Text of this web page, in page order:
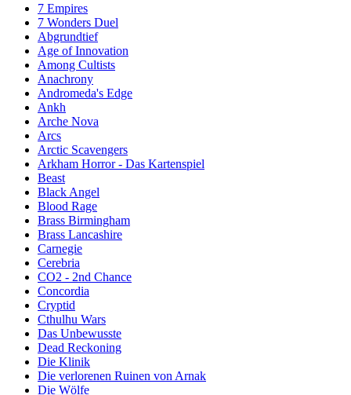
7 Empires
7 Wonders Duel
Abgrundtief
Age of Innovation
Among Cultists
Anachrony
Andromeda's Edge
Ankh
Arche Nova
Arcs
Arctic Scavengers
Arkham Horror - Das Kartenspiel
Beast
Black Angel
Blood Rage
Brass Birmingham
Brass Lancashire
Carnegie
Cerebria
CO2 - 2nd Chance
Concordia
Cryptid
Cthulhu Wars
Das Unbewusste
Dead Reckoning
Die Klinik
Die verlorenen Ruinen von Arnak
Die Wölfe